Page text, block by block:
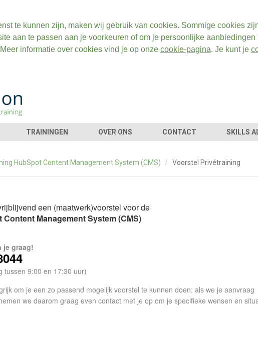
te kunnen zijn, maken wij gebruik van cookies. Sommige cookies
aan te passen aan je voorkeuren of om je persoonlijke
informatie over cookies vind je op onze cookie-pagina. Je kunt je
TRAININGEN OVER ONS CONTACT SKILLS
HubSpot Content Management System (CMS) / Voorstel Privétraining
een (maatwerk)voorstel voor de
Management System (CMS)
je graag!
tussen 9:00 en 17:30 uur)
om je een zo passend mogelijk voorstel te kunnen doen: als we je aanvraag
we daarom graag even contact met je op om je specifieke wensen en